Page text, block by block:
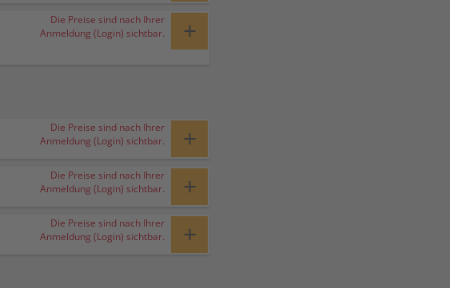
Die Preise sind nach Ihrer
Anmeldung (Login) sichtbar.
+
Die Preise sind nach Ihrer
Anmeldung (Login) sichtbar.
+
Die Preise sind nach Ihrer
Anmeldung (Login) sichtbar.
+
Die Preise sind nach Ihrer
Anmeldung (Login) sichtbar.
+